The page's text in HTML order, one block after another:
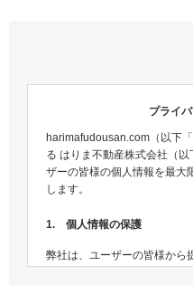
プライ
harimafudousan.com（以下
る はりま不動産株式会社（
ザーの皆様の個人情報を最大
します。
1. 個人情報の保護
弊社は、ユーザーの皆様から